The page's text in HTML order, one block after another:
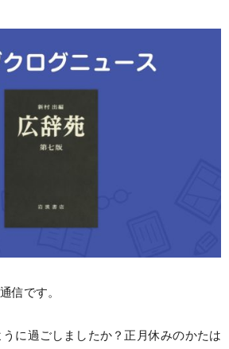
信です。
に過ごしましたか？正月休みのかたは